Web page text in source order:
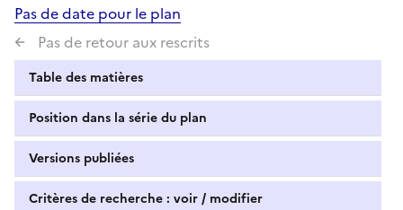
Pas de date pour le plan
Pas de retour aux rescrits
Table des matières
Position dans la série du plan
Versions publiées
Critères de recherche : voir / modifier